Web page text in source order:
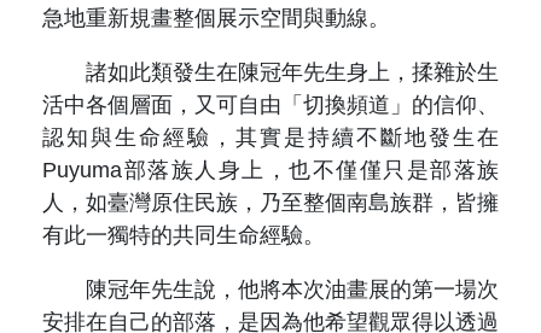
急地重新規畫整個展示空間與動線。
諸如此類發生在陳冠年先生身上，揉雜於生
活中各個層面，又可自由「切換頻道」的信仰、
認知與生命經驗，其實是持續不斷地發生在
Puyuma部落族人身上，也不僅僅只是部落族
人，如臺灣原住民族，乃至整個南島族群，皆擁
有此一獨特的共同生命經驗。
陳冠年先生說，他將本次油畫展的第一場次
安排在自己的部落，是因為他希望觀眾得以透過